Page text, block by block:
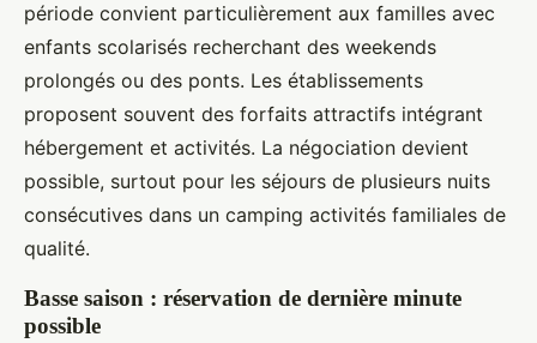
période convient particulièrement aux familles avec
enfants scolarisés recherchant des weekends
prolongés ou des ponts. Les établissements
proposent souvent des forfaits attractifs intégrant
hébergement et activités. La négociation devient
possible, surtout pour les séjours de plusieurs nuits
consécutives dans un camping activités familiales de
qualité.
Basse saison : réservation de dernière minute
possible